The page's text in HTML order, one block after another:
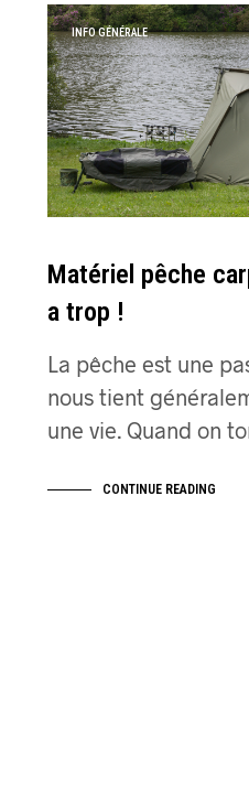
INFO GÉNÉRALE
Matériel pêche
a trop !
La pêche est une
nous tient
une vie. Quand on
CONTINUE READING